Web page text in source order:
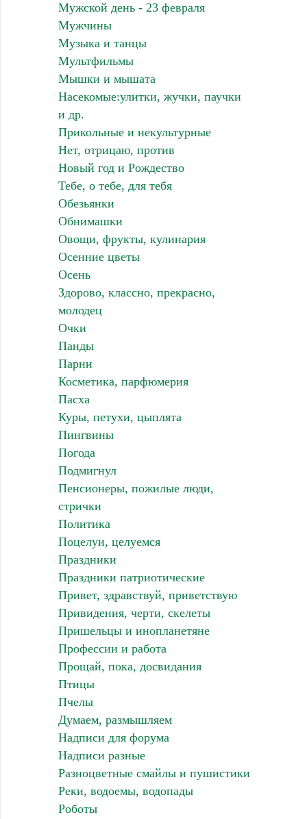
Мужской день - 23 февраля
Мужчины
Музыка и танцы
Мультфильмы
Мышки и мышата
Насекомые:улитки, жучки, паучки
и др.
Прикольные и некультурные
Нет, отрицаю, против
Новый год и Рождество
Тебе, о тебе, для тебя
Обезьянки
Обнимашки
Овощи, фрукты, кулинария
Осенние цветы
Осень
Здорово, классно, прекрасно,
молодец
Очки
Панды
Парни
Косметика, парфюмерия
Пасха
Куры, петухи, цыплята
Пингвины
Погода
Подмигнул
Пенсионеры, пожилые люди,
стрички
Политика
Поцелуи, целуемся
Праздники
Праздники патриотические
Привет, здравствуй, приветствую
Привидения, черти, скелеты
Пришельцы и инопланетяне
Профессии и работа
Прощай, пока, досвидания
Птицы
Пчелы
Думаем, размышляем
Надписи для форума
Надписи разные
Разноцветные смайлы и пушистики
Реки, водоемы, водопады
Роботы